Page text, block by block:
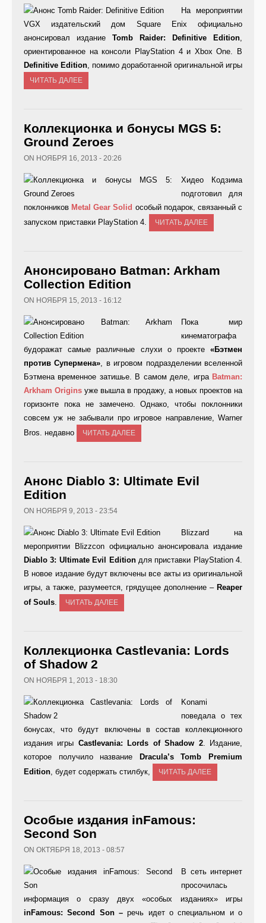
На мероприятии
VGX издательский дом Square Enix официально
анонсировал издание Tomb Raider: Definitive Edition,
ориентированное на консоли PlayStation 4 и Xbox One. В
Definitive Edition, помимо доработанной оригинальной игры
ЧИТАТЬ ДАЛЕЕ
Коллекционка и бонусы MGS 5:
Ground Zeroes
ON НОЯБРЯ 16, 2013 - 20:26
Хидео Кодзима
подготовил для
поклонников MetalGearSolid особый подарок, связанный с
запуском приставки PlayStation 4.
ЧИТАТЬ ДАЛЕЕ
Анонсировано Batman: Arkham
Collection Edition
ON НОЯБРЯ 15, 2013 - 16:12
Пока мир
кинематографа
будоражат самые различные слухи о проекте «Бэтмен
против Супермена», в игровом подразделении вселенной
Бэтмена временное затишье. В самом деле, игра Batman:
Arkham Origins уже вышла в продажу, а новых проектов на
горизонте пока не замечено. Однако, чтобы поклонники
совсем уж не забывали про игровое направление, Warner
Bros. недавно
ЧИТАТЬ ДАЛЕЕ
Анонс Diablo 3: Ultimate Evil
Edition
ON НОЯБРЯ 9, 2013 - 23:54
Blizzard на
мероприятии Blizzcon официально анонсировала издание
Diablo 3: Ultimate Evil Edition для приставки PlayStation 4.
В новое издание будут включены все акты из оригинальной
игры, а также, разумеется, грядущее дополнение – Reaper
of Souls. ЧИТАТЬ ДАЛЕЕ
Коллекционка Castlevania: Lords
of Shadow 2
ON НОЯБРЯ 1, 2013 - 18:30
Konami
поведала о тех
бонусах, что будут включены в состав коллекционного
издания игры Castlevania: Lords of Shadow 2. Издание,
которое получило название
Dracula’s Tomb Premium
Edition, будет содержать стилбук, ЧИТАТЬ ДАЛЕЕ
Особые издания inFamous:
Second Son
ON ОКТЯБРЯ 18, 2013 - 08:57
В сеть интернет
просочилась
информация о сразу двух «особых изданиях» игры
inFamous:Second Son –речь идет о специальном и о